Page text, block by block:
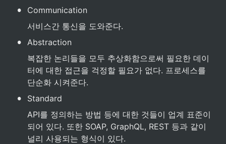
•
Communication
서비스간 통신을 도와준다.
• Abstraction
복잡한 논리들을 모두 추상화함으로써 필요한 데이
터에 대한 접근을 걱정할 필요가 없다. 프로세스를
단순화 시켜준다.
•
Standard
API를 정의하는 방법 등에 대한 것들이 업계 표준이
되어 있다. 또한 SOAP, GraphQL, REST 등과 같이
널리 사용되는 형식이 있다.